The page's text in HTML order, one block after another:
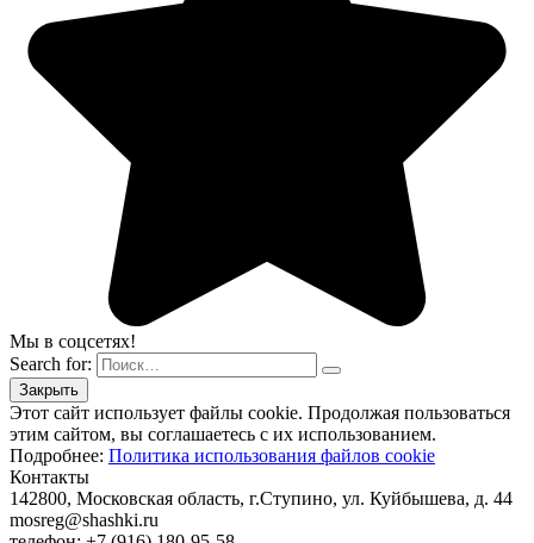
Мы в соцсетях!
Search for:
Этот сайт использует файлы cookie. Продолжая пользоваться
этим сайтом, вы соглашаетесь с их использованием.
Подробнее: Политика использования файлов cookie
Контакты
142800, Московская область, г.Ступино, ул. Куйбышева, д. 44
mosreg@shashki.ru